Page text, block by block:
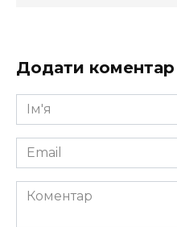
Додати коментар
Ім'я
*
Email
*
Коментар